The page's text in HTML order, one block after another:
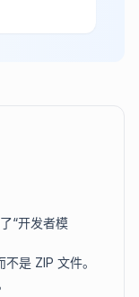
“开发者模
是 ZIP 文件。